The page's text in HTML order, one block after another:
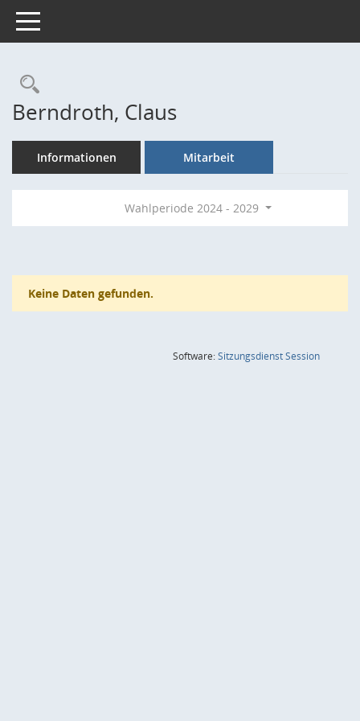
Toggle navigation
Rechercheauswahl
Berndroth, Claus
Informationen Mitarbeit
Wahlperiode 2024 - 2029
Keine Daten gefunden.
Software:SitzungsdienstSession(Wird in